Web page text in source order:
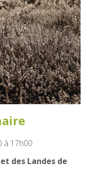
à 17h00
des Landes de